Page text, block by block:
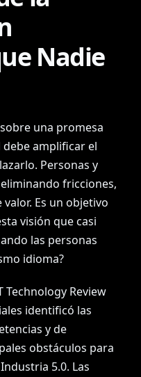
Nadie
una promesa
amplificar el
Personas y
fricciones,
Es un objetivo
visión que casi
las personas
idioma?
Technology Review
identificó las
y de
obstáculos para
5.0. Las